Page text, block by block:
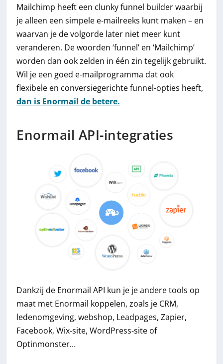
Mailchimp heeft een clunky funnel builder waarbij
je alleen een simpele e-mailreeks kunt maken – en
waarvan je de volgorde later niet meer kunt
veranderen. De woorden ‘funnel’ en ‘Mailchimp’
worden dan ook zelden in één zin tegelijk gebruikt.
Wil je een goed e-mailprogramma dat ook
flexibele en conversiegerichte funnel-opties heeft,
dan is Enormail de betere.
Enormail API-integraties
Dankzij de Enormail API kun je je andere tools op
maat met Enormail koppelen, zoals je CRM,
ledenomgeving, webshop, Leadpages, Zapier,
Facebook, Wix-site, WordPress-site of
Optinmonster…